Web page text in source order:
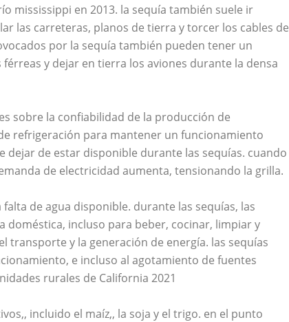
mississippi en 2013. la sequía también suele ir
las carreteras, planos de tierra y torcer los cables de
por la sequía también pueden tener un
y dejar en tierra los aviones durante la densa
sobre la confiabilidad de la producción de
refrigeración para mantener un funcionamiento
de estar disponible durante las sequías. cuando
de electricidad aumenta, tensionando la grilla.
de agua disponible. durante las sequías, las
doméstica, incluso para beber, cocinar, limpiar y
transporte y la generación de energía. las sequías
e incluso al agotamiento de fuentes
rurales de California 2021
incluido el maíz,, la soja y el trigo. en el punto